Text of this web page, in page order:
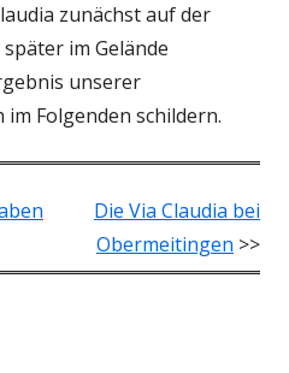
zunächst auf der
im Gelände
unserer
Folgenden schildern.
Die Via Claudia bei
Obermeitingen >>